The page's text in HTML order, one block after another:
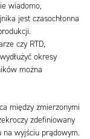
wiadomo,
jest czasochłonna
czy RTD,
okresy
można
między zmierzonymi
zdefiniowany
na wyjściu prądowym.